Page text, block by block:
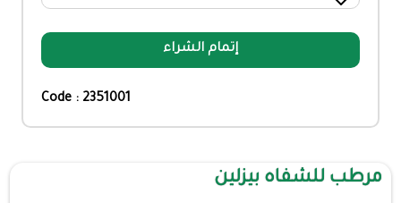
إتمام الشراء
Code : 2351001
مرطب للشفاه بيزلين